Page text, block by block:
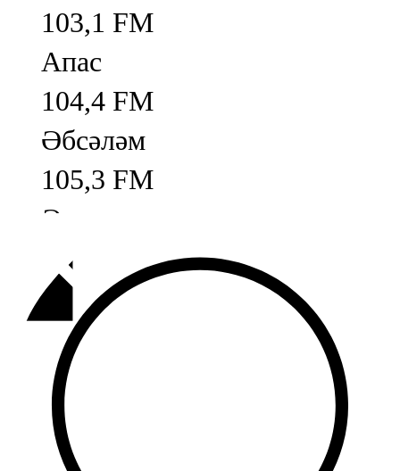
103,1 FM
Апас
104,4 FM
Әбсәләм
105,3 FM
Әлмәт
92,9 FM
Базарлы матак
107,1 FM
Балык бистәсе
104,9 FM
Баулы